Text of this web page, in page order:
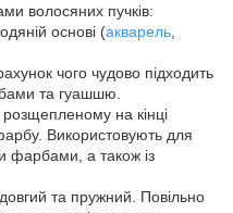
волосяних пучків:
основі (акварель
чого чудово підходить
та гуашшю.
на кінці
Використовують для
фарбами, а також із
та пружний. Повільно